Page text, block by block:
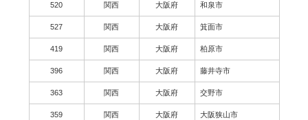
520 関西 大阪府 和泉市
527 関西 大阪府 箕面市
419 関西 大阪府 柏原市
396 関西 大阪府 藤井寺市
363 関西 大阪府 交野市
359 関西 大阪府 大阪狭山市